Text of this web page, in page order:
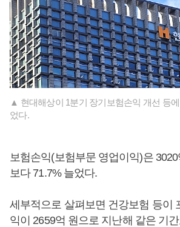
▲ 현대해상이 1분기 장기보험손익 개선 등
었다.
보험손익(보험부문 영업이익)은
보다 71.7% 늘었다.
세부적으로 살펴보면 건강보험 등이
익이 2659억 원으로 지난해 같은 기